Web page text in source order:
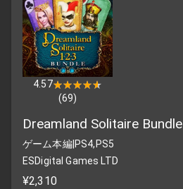
4.57★★★★★
★★★★★
(69)
Dreamland Solitaire Bundle
ゲーム本編|PS4,PS5
ESDigital Games LTD
¥2,310